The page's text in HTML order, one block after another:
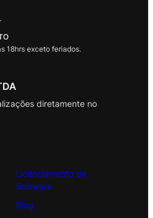
18hrs exceto feriados.
diretamente no
Licenciamento de
Software
Blog